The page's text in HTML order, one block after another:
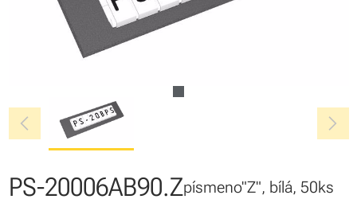
chevron_left chevron_right
PS-20006AB90.Zpísmeno"Z", bílá, 50ks